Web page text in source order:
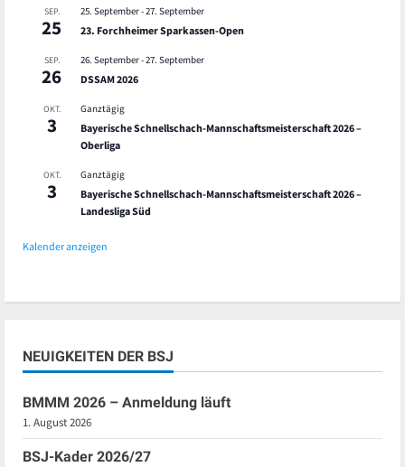
SEP.
25
25. September-27. September
23. Forchheimer Sparkassen-Open
SEP.
26
26. September-27. September
DSSAM 2026
OKT.
3
Ganztägig
Bayerische Schnellschach-Mannschaftsmeisterschaft 2026 –
Oberliga
OKT.
3
Ganztägig
Bayerische Schnellschach-Mannschaftsmeisterschaft 2026 –
Landesliga Süd
Kalender anzeigen
NEUIGKEITEN DER BSJ
BMMM 2026 – Anmeldung läuft
1. August 2026
BSJ-Kader 2026/27